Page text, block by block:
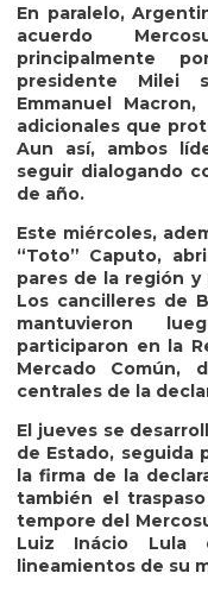
En paralelo,
acuerdo
principalmente
presidente Milei
Emmanuel
adicionales que
Aun así, ambos
seguir dialogando
de año.
Este miércoles,
“Toto” Caputo,
pares de la región
Los cancilleres de
mantuvieron
participaron en la
Mercado Común,
centrales de la
El jueves se
de Estado, seguida
la firma de la
también el
tempore del
Luiz Inácio Lula
lineamientos de su